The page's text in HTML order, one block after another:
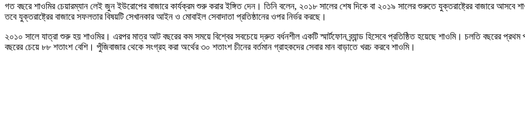
গত বছরে শাওমির চেয়ারম্যান লেই জুন ইউরোপের বাজারে কার্যক্রম শুরু করার ইঙ্গিত দেন। তিনি বলেন, ২০১৮ সালের শেষ দিকে বা ২০১৯ সালের শুরুতে যুক্তরাষ্ট্রের বাজারে আসবে
তবে যুক্তরাষ্ট্রের বাজারে সফলতার বিষয়টি সেখানকার আইন ও মোবাইল সেবাদাতা প্রতিষ্ঠানের ওপর নির্ভর করছে।
২০১০ সালে যাত্রা শুরু হয় শাওমির। এরপর মাত্র আট বছরের কম সময়ে বিশ্বের সবচেয়ে দ্রুত বর্ধনশীল একটি স্মার্টফোন ব্র্যান্ড হিসেবে প্রতিষ্ঠিত হয়েছে শাওমি। চলতি বছরের প্রথম
বছরের চেয়ে ৮৮ শতাংশ বেশি। পুঁজিবাজার থেকে সংগ্রহ করা অর্থের ৩০ শতাংশ চীনের বর্তমান গ্রাহকদের সেবার মান বাড়াতে খরচ করবে শাওমি।